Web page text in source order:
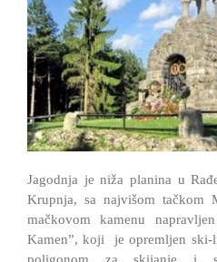
Jagodnja je niža planina u
Krupnja, sa najvišom tačkom
mačkovom kamenu
Kamen”, koji je opremljen ski-